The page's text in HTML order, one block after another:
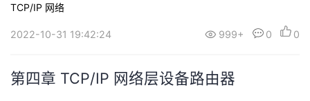
堂
的
我
我
的
技
我
的
TCP/IP 网络
2022-10-31 19:42:24 999+ 0 0
第四章 TCP/IP 网络层设备路由器